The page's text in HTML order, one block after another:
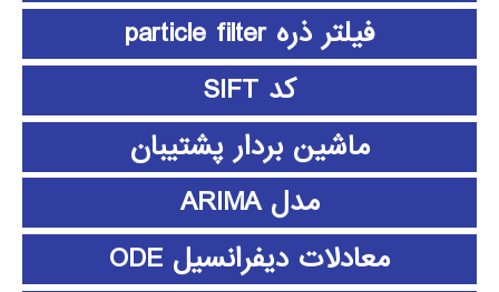
فیلتر ذره particle filter
کد SIFT
ماشین بردار پشتیبان
مدل ARIMA
معادلات دیفرانسیل ODE